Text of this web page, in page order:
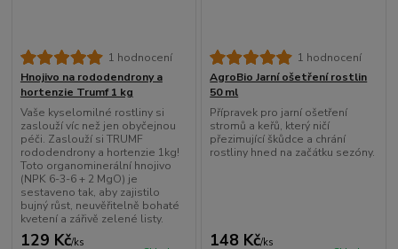
1 hodnocení
Hnojivo na rododendrony a
hortenzie Trumf 1 kg
Vaše kyselomilné rostliny si
zaslouží víc než jen obyčejnou
péči. Zaslouží si TRUMF
rododendrony a hortenzie 1kg!
Toto organominerální hnojivo
(NPK 6-3-6 + 2 MgO) je
sestaveno tak, aby zajistilo
bujný růst, neuvěřitelně bohaté
kvetení a zářivě zelené listy.
129 Kč/ks
1 hodnocení
AgroBio Jarní ošetření rostlin
50 ml
Přípravek pro jarní ošetření
stromů a keřů, který ničí
přezimující škůdce a chrání
rostliny hned na začátku sezóny.
148 Kč/ks